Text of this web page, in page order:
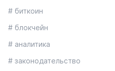
# биткоин
# блокчейн
# аналитика
# законодательство